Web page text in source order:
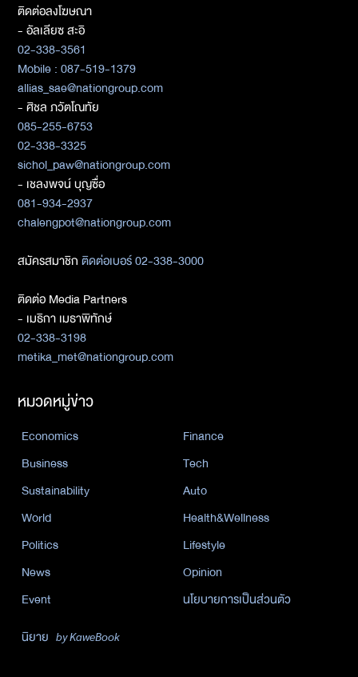
ติดต่อลงโฆษณา
- อัลเลียซ สะอิ
02-338-3561
Mobile : 087-519-1379
allias_sae@nationgroup.com
- ศิชล ภวัตโณทัย
085-255-6753
02-338-3325
sichol_paw@nationgroup.com
- เชลงพจน์ บุญซื่อ
081-934-2937
chalengpot@nationgroup.com
สมัครสมาชิกติดต่อเบอร์ 02-338-3000
ติดต่อ Media Partners
- เมธิกา เมธาพิทักษ์
02-338-3198
metika_met@nationgroup.com
หมวดหมู่ข่าว
Economics
Finance
Business
Tech
Sustainability
Auto
World
Health&Wellness
Politics
Lifestyle
News
Opinion
Event
นโยบายการเป็นส่วนตัว
นิยาย by KaweBook